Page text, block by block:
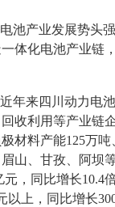
池产业发展势头
体化电池产业链
年来四川动力电
收利用等产业链
材料产能125万
山、甘孜、阿坝
元，同比增长10.4
以上，同比增长